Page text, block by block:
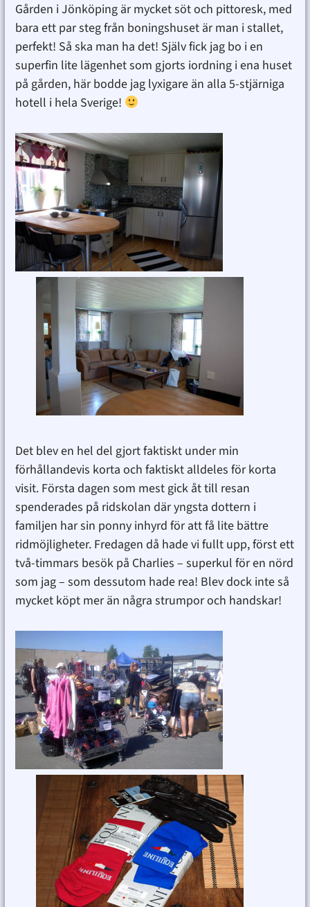
Gården i Jönköping är mycket söt och pittoresk, med
bara ett par steg från boningshuset är man i stallet,
perfekt! Så ska man ha det! Själv fick jag bo i en
superfin lite lägenhet som gjorts iordning i ena huset
på gården, här bodde jag lyxigare än alla 5-stjärniga
hotell i hela Sverige!
Det blev en hel del gjort faktiskt under min
förhållandevis korta och faktiskt alldeles för korta
visit. Första dagen som mest gick åt till resan
spenderades på ridskolan där yngsta dottern i
familjen har sin ponny inhyrd för att få lite bättre
ridmöjligheter. Fredagen då hade vi fullt upp, först ett
två-timmars besök på Charlies – superkul för en nörd
som jag – som dessutom hade rea! Blev dock inte så
mycket köpt mer än några strumpor och handskar!